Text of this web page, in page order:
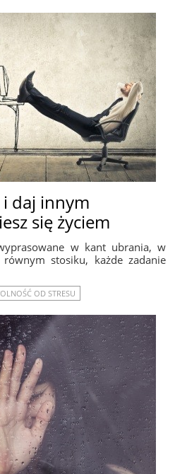
daj innym
się życiem
w kant ubrania, w
stosiku, każde zadanie
OD STRESU